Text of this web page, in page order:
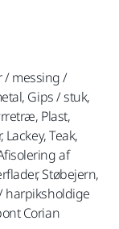
/ messing /
Gips / stuk,
Plast,
Teak,
af
Støbejern,
harpiksholdige
Corian